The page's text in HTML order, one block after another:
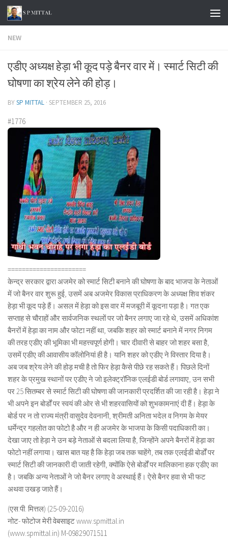
Skip to content
NEW
एडीए अध्यक्ष हेड़ा भी कूद पड़े बैनर वार में। स्मार्ट सिटी की
घोषणा का श्रेय लेने की होड़।
BYSP MITTAL · SEPTEMBER 25, 2016
#1776
======================
केन्द्र सरकार द्वारा अजमेर को स्मार्ट सिटी बनाने की घोषणा के बाद भाजपा के नेताओं
में जो बैनर वार शुरू हुई, उसमें अब अजमेर विकास प्राधिकरण के अध्यक्ष शिव शंकर
हेड़ा भी कूद पड़े हैं। असल में हेड़ा को इस वार में मजबूरी में कूदना पड़ा है। गत एक
सप्ताह से चौराहों और सार्वजनिक स्थलों पर जो बैनर लगाए जा रहे थे, उसमें अधिकांश
बैनरों में हेड़ा का नाम और फोटा नहीं था, जबकि शहर को स्मार्ट बनाने में नगर निगम
की तरह एडीए की भूमिका भी महत्त्वपूर्ण होगी। चार दीवारी से बाहर जो शहर बसा है,
उसमें एडीए की आवासीय कॉलोनियां ही है। यानि शहर को एडीए ने विस्तार दिया है।
अब जब श्रेय लेने की होड़ मची है तो फिर हेड़ा कैसे पीछे रह सकते हैं। पिछले दिनों
शहर के प्रमुख स्थानों पर एडीए ने जो इलेक्ट्रॉनिक एलईडी बोर्ड लगावाए, उन सभी
पर 25 सितम्बर से स्मार्ट सिटी की घोषणा की जानकारी प्रदर्शित की जा रही है। हेड़ा ने
भी अपने इन बोर्डों पर स्वयं की ओर से भी शहरवासियों को शुभकामनाएं दी हैं। हेड़ा के
बोर्ड पर न तो राज्य मंत्री वासुदेव देवनानी, श्रीमती अनिता भदेल व निगम के मेयर
धर्मेन्द्र गहलोत का फोटो है और न ही अजमेर के भाजपा के किसी पदाधिकारी का।
देखा जाए तो हेड़ा ने उन बड़े नेताओं से बदला लिया है, जिन्होंने अपने बैनरों में हेड़ा का
फोटो नहीं लगाया। खास बात यह है कि हेड़ा जब तक चाहेंगे, तब तक एलईडी बोर्डों पर
स्मार्ट सिटी की जानकारी दी जाती रहेगी, क्योंकि ऐसे बोर्डों पर मालिकाना हक एडीए का
है। जबकि अन्य नेताओं ने जो बैनर लगाए वे अस्थाई हैं। ऐसे बैनर हवा से भी फट
अथवा उखड़ जाते हैं।
(एस.पी. मित्तल) (25-09-2016)
नोट- फोटोज मेरी वेबसाइट www.spmittal.in
(www.spmittal.in) M-09829071511